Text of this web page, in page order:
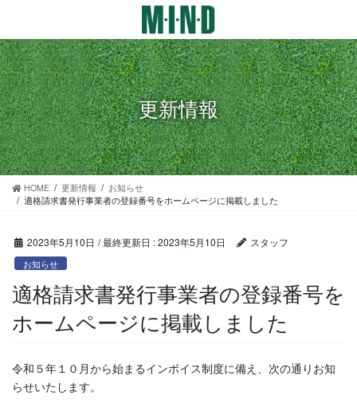
テ
ン
ツ
に
移
動
ゲ
ー
シ
ョ
ン
に
移
動
更新情報
HOME 更新情報
お知らせ
適格請求書発行事業者の登録番号をホームページに掲載しました
2023年5月10日 / 最終更新日 :2023年5月10日 スタッフ
お知らせ
適格請求書発行事業者の登録番号を
ホームページに掲載しました
令和５年１０月から始まるインボイス制度に備え、次の通りお知
らせいたします。